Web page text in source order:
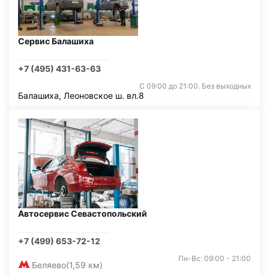
Сервис Балашиха
+7 (495) 431-63-63
С 09:00 до 21:00. Без выходных
Балашиха, Леоновское ш. вл.8
Автосервис Севастопольский
+7 (499) 653-72-12
Беляево(1,59 км)
Пн-Вс: 09:00 - 21:00